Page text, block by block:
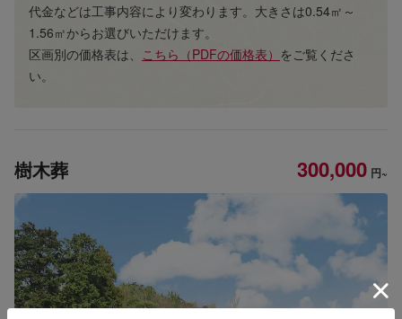
代金などは工事内容により変わります。大きさは0.54㎡～
1.56㎡からお選びいただけます。
区画別の価格表は、 こちら（PDFの価格表） をご覧くださ
い。
樹木葬 300,000 円~